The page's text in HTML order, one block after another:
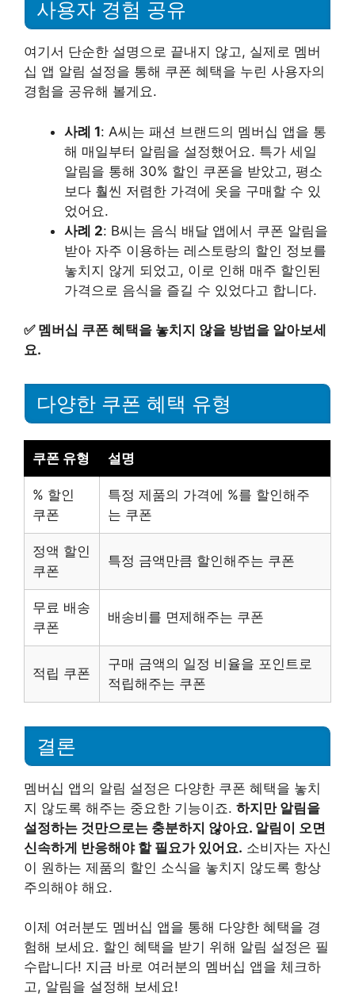
사용자 경험 공유
여기서 단순한 설명으로 끝내지 않고, 실제로 멤버
십 앱 알림 설정을 통해 쿠폰 혜택을 누린 사용자의
경험을 공유해 볼게요.
사례 1: A씨는 패션 브랜드의 멤버십 앱을 통
해 매일부터 알림을 설정했어요. 특가 세일
알림을 통해 30% 할인 쿠폰을 받았고, 평소
보다 훨씬 저렴한 가격에 옷을 구매할 수 있
었어요.
사례 2: B씨는 음식 배달 앱에서 쿠폰 알림을
받아 자주 이용하는 레스토랑의 할인 정보를
놓치지 않게 되었고, 이로 인해 매주 할인된
가격으로 음식을 즐길 수 있었다고 합니다.
✅ 멤버십 쿠폰 혜택을 놓치지 않을 방법을 알아보세
요.
다양한 쿠폰 혜택 유형
쿠폰 유형 설명
% 할인
쿠폰
특정 제품의 가격에 %를 할인해주
는 쿠폰
정액 할인
쿠폰
특정 금액만큼 할인해주는 쿠폰
무료 배송
쿠폰
배송비를 면제해주는 쿠폰
적립 쿠폰
구매 금액의 일정 비율을 포인트로
적립해주는 쿠폰
결론
멤버십 앱의 알림 설정은 다양한 쿠폰 혜택을 놓치
지 않도록 해주는 중요한 기능이죠. 하지만 알림을
설정하는 것만으로는 충분하지 않아요. 알림이 오면
신속하게 반응해야 할 필요가 있어요. 소비자는 자신
이 원하는 제품의 할인 소식을 놓치지 않도록 항상
주의해야 해요.
이제 여러분도 멤버십 앱을 통해 다양한 혜택을 경
험해 보세요. 할인 혜택을 받기 위해 알림 설정은 필
수랍니다! 지금 바로 여러분의 멤버십 앱을 체크하
고, 알림을 설정해 보세요!